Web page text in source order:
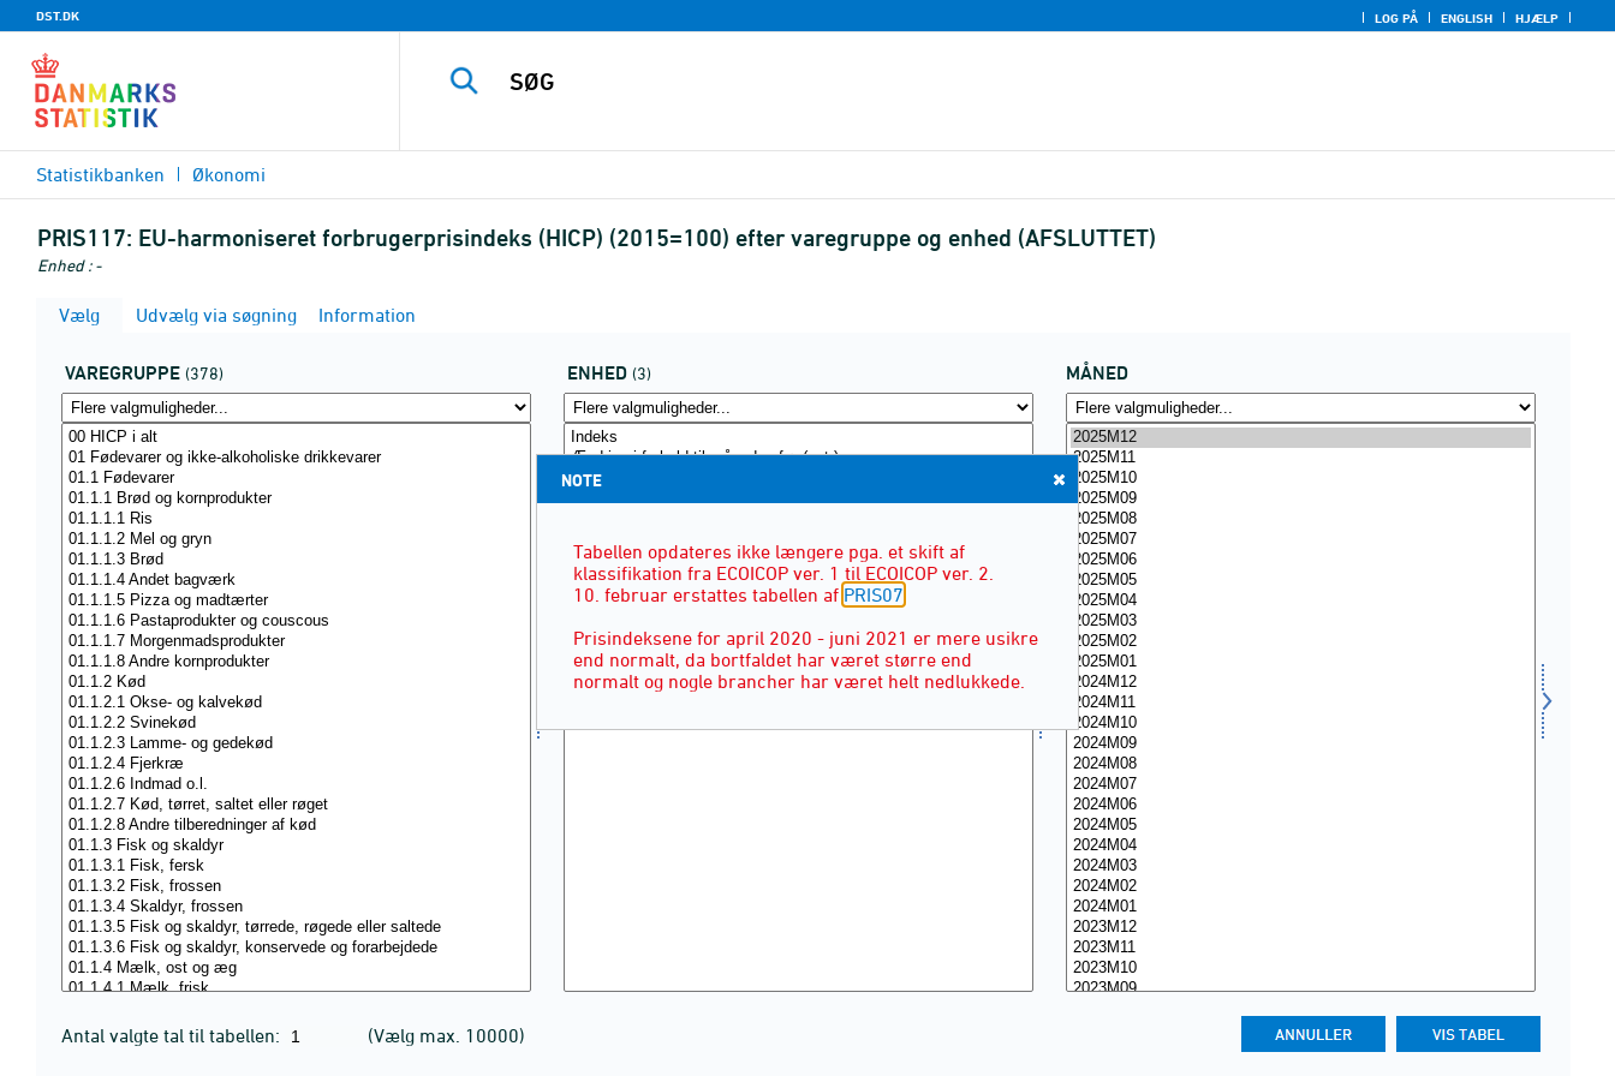
DST.DK LOG PÅ ENGLISH HJÆLP
Statistikbanken Økonomi
PRIS117: EU-harmoniseret forbrugerprisindeks (HICP) (2015=100) efter varegruppe og enhed (AFSLUTTET)
Enhed : -
Vælg Udvælg via søgning Information
VAREGRUPPE (378) ENHED (3) MÅNED
Antal valgte tal til tabellen: (Vælg max. 10000)
NOTE
Tabellen opdateres ikke længere pga. et skift af
klassifikation fra ECOICOP ver. 1 til ECOICOP ver. 2.
10. februar erstattes tabellen af PRIS07
Prisindeksene for april 2020 - juni 2021 er mere usikre
end normalt, da bortfaldet har været større end
normalt og nogle brancher har været helt nedlukkede.